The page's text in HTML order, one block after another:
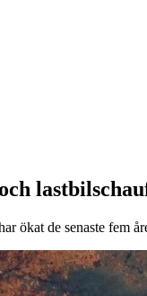
ökat de senaste fem